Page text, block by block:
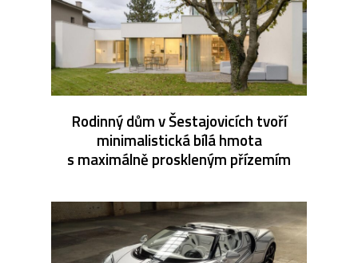
Rodinný dům v Šestajovicích tvoří
minimalistická bílá hmota
s maximálně proskleným přízemím